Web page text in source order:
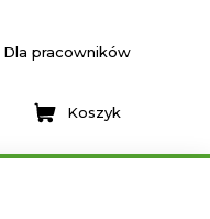
Dla pracowników
Koszyk